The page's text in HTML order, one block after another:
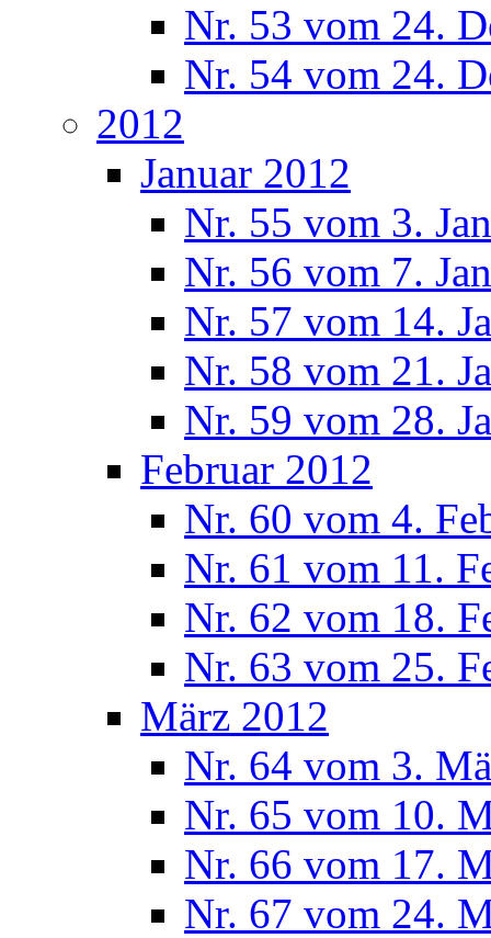
Nr. 53 vom 24.
Nr. 54 vom 24.
2012
Januar 2012
Nr. 55 vom 3.
Nr. 56 vom 7.
Nr. 57 vom 14.
Nr. 58 vom 21.
Nr. 59 vom 28.
Februar 2012
Nr. 60 vom 4.
Nr. 61 vom 11.
Nr. 62 vom 18.
Nr. 63 vom 25.
März 2012
Nr. 64 vom 3.
Nr. 65 vom 10.
Nr. 66 vom 17.
Nr. 67 vom 24.